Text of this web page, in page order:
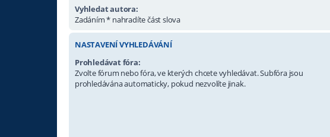
Vyhledat autora:
Zadáním * nahradíte část slova
NASTAVENÍ VYHLEDÁVÁNÍ
Prohledávat fóra:
Zvolte fórum nebo fóra, ve kterých chcete vyhledávat. Subfóra jsou
prohledávána automaticky, pokud nezvolíte jinak.